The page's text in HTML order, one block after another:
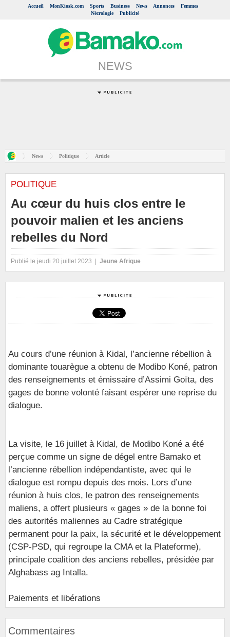
Accueil MonKiosk.com Sports Business News Annonces
Femmes
Nécrologie
Publicité
NEWS
News Politique Article
POLITIQUE
Au cœur du huis clos entre le
pouvoir malien et les anciens
rebelles du Nord
Publié le jeudi 20 juillet 2023 | Jeune Afrique
Au cours d’une réunion à Kidal, l’ancienne rébellion à
dominante touarègue a obtenu de Modibo Koné, patron
des renseignements et émissaire d’Assimi Goïta, des
gages de bonne volonté faisant espérer une reprise du
dialogue.
La visite, le 16 juillet à Kidal, de Modibo Koné a été
perçue comme un signe de dégel entre Bamako et
l’ancienne rébellion indépendantiste, avec qui le
dialogue est rompu depuis des mois. Lors d’une
réunion à huis clos, le patron des renseignements
maliens, a offert plusieurs « gages » de la bonne foi
des autorités maliennes au Cadre stratégique
permanent pour la paix, la sécurité et le développement
(CSP-PSD, qui regroupe la CMA et la Plateforme),
principale coalition des anciens rebelles, présidée par
Alghabass ag Intalla.
Paiements et libérations
Commentaires